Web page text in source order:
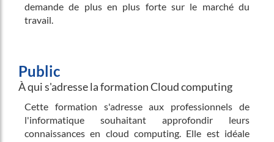
demande de plus en plus forte sur le marché du
travail.
Public
À qui s'adresse la formation Cloud computing
Cette formation s'adresse aux professionnels de
l'informatique souhaitant approfondir leurs
connaissances en cloud computing. Elle est idéale